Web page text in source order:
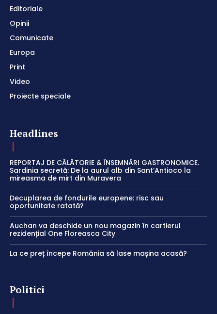
Editoriale
Opinii
Comunicate
Europa
Print
Video
Proiecte speciale
Headlines
REPORTAJ DE CĂLĂTORIE & ÎNSEMNĂRI GASTRONOMICE.
Sardinia secretă: De la aurul alb din Sant’Antioco la
mireasma de mirt din Muravera
Decuplarea de fondurile europene: risc sau
oportunitate ratată?
Auchan va deschide un nou magazin în cartierul
rezidențial One Floreasca City
La ce preț începe România să lase mașina acasă?
Politici